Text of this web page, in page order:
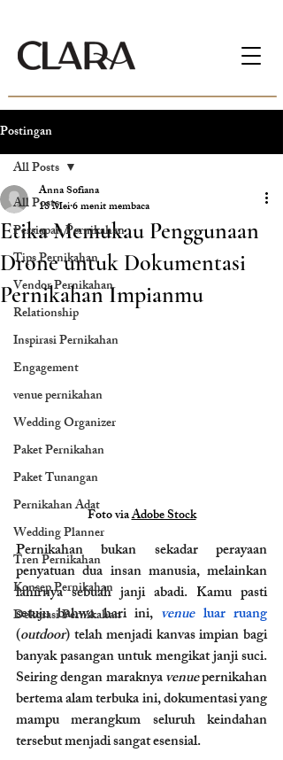
Postingan
All Posts
Persiapan Pernikahan
Tips Pernikahan
Vendor Pernikahan
Relationship
Inspirasi Pernikahan
Engagement
venue pernikahan
Wedding Organizer
Paket Pernikahan
Paket Tunangan
Pernikahan Adat
Wedding Planner
Tren Pernikahan
Konsep Pernikahan
Dekorasi Pernikahan
All Posts
Etika Memukau Penggunaan
Drone untuk Dokumentasi
Pernikahan Impianmu
Anna Sofiana
18 Mei6 menit membaca
Foto via Adobe Stock
Pernikahan bukan sekadar perayaan
penyatuan dua insan manusia, melainkan
lahirnya sebuah janji abadi. Kamu pasti
setuju bahwa hari ini, venue luar ruang
(outdoor) telah menjadi kanvas impian bagi
banyak pasangan untuk mengikat janji suci.
Seiring dengan maraknya venue pernikahan
bertema alam terbuka ini, dokumentasi yang
mampu merangkum seluruh keindahan
tersebut menjadi sangat esensial.